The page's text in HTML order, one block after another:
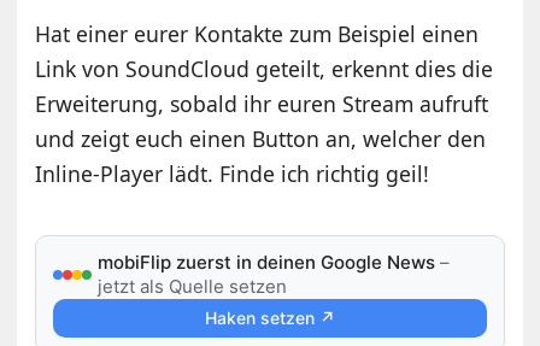
Hat einer eurer Kontakte zum Beispiel einen
Link von SoundCloud geteilt, erkennt dies die
Erweiterung, sobald ihr euren Stream aufruft
und zeigt euch einen Button an, welcher den
Inline-Player lädt. Finde ich richtig geil!
mobiFlip zuerst in deinen Google News –
jetzt als Quelle setzen
Haken setzen ↗